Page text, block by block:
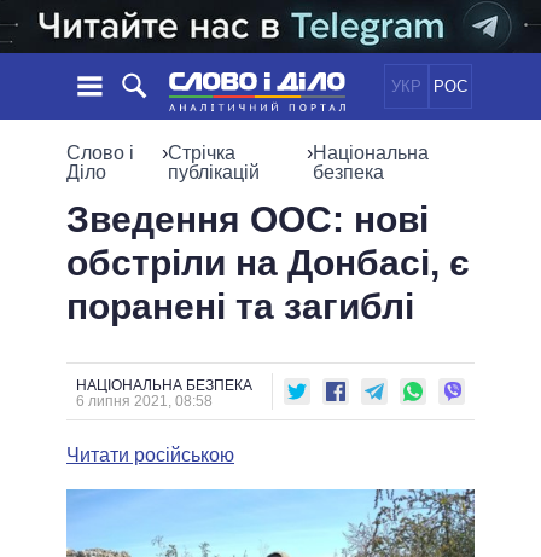
УКР РОС
НОВИНИ
ПОДІЇ
СТАТТІ
ДУМКИ
ДАЙДЖЕСТИ
ПОЛІТИКА
СУСПІЛЬСТВО
СВІТ
ОБIЦЯНКИ
ПОЛIТИКИ
УСІ ПОЛІТИКИ
ВЕРХОВНА РАДА
КАБІНЕТ МІНІСТРІВ
ГОЛОВИ ОБЛАДМІНІСТРАЦІЙ
МЕРИ МІСТ
ІНФОГРАФІКА
ВІДЕО
ПІДТРИМАТИ
ПОРІВНЯННЯ ПОЛІТИКІВ
Слово і
Діло
›Стрічка
публікацій
›Національна
безпека
Зведення ООС: нові
обстріли на Донбасі, є
поранені та загиблі
НАЦІОНАЛЬНА БЕЗПЕКА
6 липня 2021, 08:58
Читати російською